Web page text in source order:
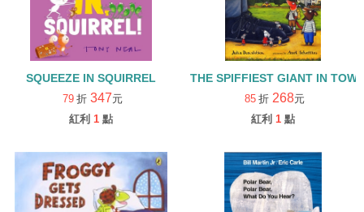
SQUEEZE IN SQUIRREL
79 折 347元
紅利 1 點
THE SPIFFIEST GIANT IN
85 折 268元
紅利 1 點